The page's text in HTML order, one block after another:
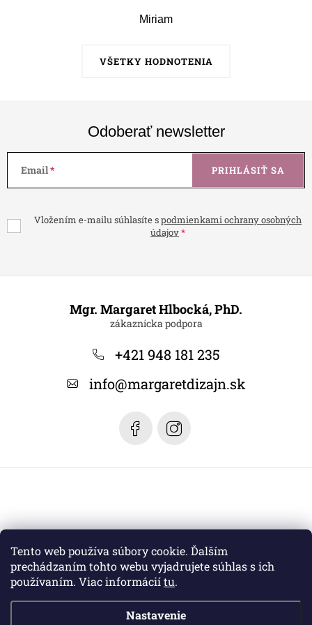
Tento web používa súbory cookie. Ďalším
prechádzaním tohto webu vyjadrujete súhlas s ich
používaním. Viac informáciítu.
Nastavenie
VŠETKY HODNOTENIA
Miriam
Odoberať newsletter
Email
Vložením e-mailu súhlasíte spodmienkami ochrany osobných
údajov
PRIHLÁSIŤ SA
Mgr. Margaret Hlbocká, PhD.
+421 948 181 235
info@margaretdizajn.sk